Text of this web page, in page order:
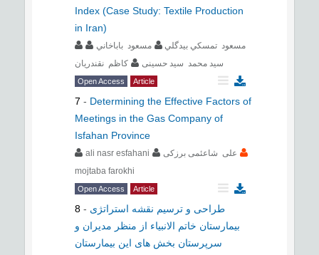
Index (Case Study: Textile Production
in Iran)
مسعود تمسكي بيدگلي
مسعود باباخاني
سید محمد سید حسینی
کاظم نقندریان
Open Access Article
7 - Determining the Effective Factors of
Meetings in the Gas Company of
Isfahan Province
ali nasr esfahani
علی شاعئمی برزکی
mojtaba farokhi
Open Access Article
8 - طراحی و ترسیم نقشه استراتژی
بیمارستان خاتم الانبیاء از منظر مدیران و
سرپرستان بخش های این بیمارستان